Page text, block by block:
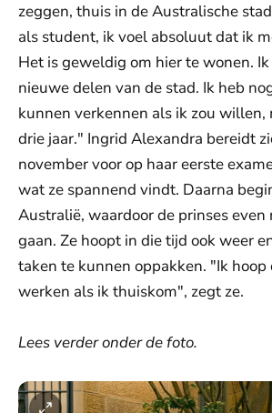
zeggen, thuis in de Australische
als student, ik voel absoluut dat ik
Het is geweldig om hier te wonen.
nieuwe delen van de stad. Ik heb
kunnen verkennen als ik zou willen,
drie jaar." Ingrid Alexandra bereidt
november voor op haar eerste
wat ze spannend vindt. Daarna
Australië, waardoor de prinses even
gaan. Ze hoopt in die tijd ook weer
taken te kunnen oppakken. "Ik
werken als ik thuiskom", zegt ze.
Lees verder onder de foto.